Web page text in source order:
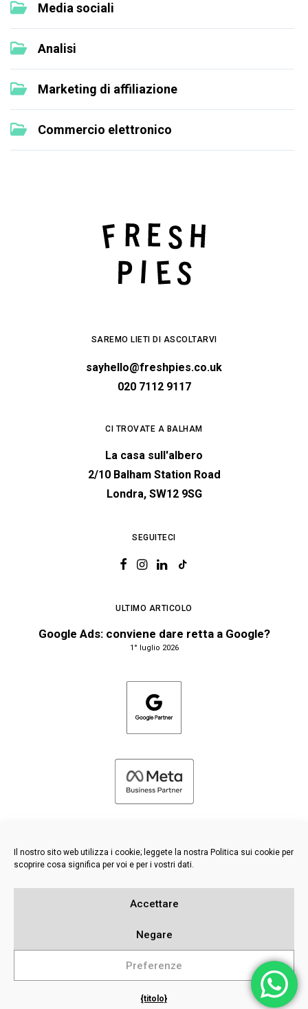
Il nostro sito web utilizza i cookie; leggete la nostra Politica sui cookie per
scoprire cosa significa per voi e per i vostri dati.
Accettare
Negare
Preferenze
{titolo}
Media sociali
Analisi
Marketing di affiliazione
Commercio elettronico
SAREMO LIETI DI ASCOLTARVI
sayhello@freshpies.co.uk
020 7112 9117
CI TROVATE A BALHAM
La casa sull'albero
2/10 Balham Station Road
Londra, SW12 9SG
SEGUITECI
ULTIMO ARTICOLO
Google Ads: conviene dare retta a Google?
1° luglio 2026
2026 FRESH PIES LTD - TUTTI I DIRITTI RISERVATI
Base di conoscenza
Mappa del sito